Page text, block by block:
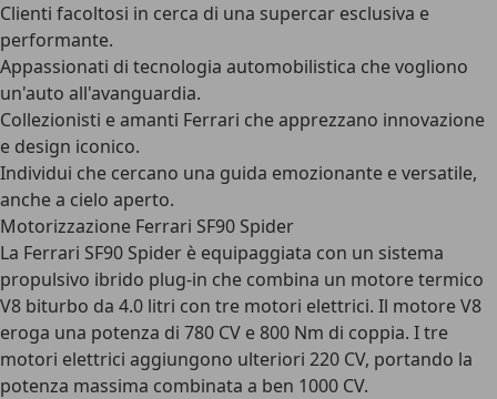
Clienti facoltosi in cerca di una supercar esclusiva e
performante.
Appassionati di tecnologia automobilistica che vogliono
un'auto all'avanguardia.
Collezionisti e amanti Ferrari che apprezzano innovazione
e design iconico.
Individui che cercano una guida emozionante e versatile,
anche a cielo aperto.
Motorizzazione Ferrari SF90 Spider
La Ferrari SF90 Spider è equipaggiata con un sistema
propulsivo ibrido plug-in che combina un motore termico
V8 biturbo da 4.0 litri con tre motori elettrici. Il motore V8
eroga una potenza di 780 CV e 800 Nm di coppia. I tre
motori elettrici aggiungono ulteriori 220 CV, portando la
potenza massima combinata a ben 1000 CV.